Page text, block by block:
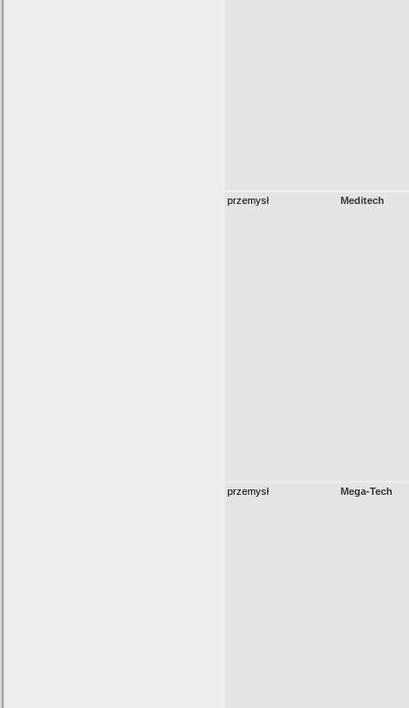
przemysł Meditech
przemysł Mega-Tech